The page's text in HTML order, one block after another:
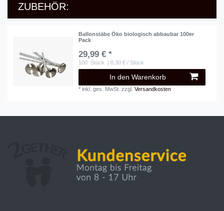
ZUBEHÖR:
Ballonstäbe Öko biologisch abbaubar 100er
Pack
29,99 € *
100 Stück | 0,30 € / Stück
In den Warenkorb
*inkl. ges. MwSt. zzgl.Versandkosten